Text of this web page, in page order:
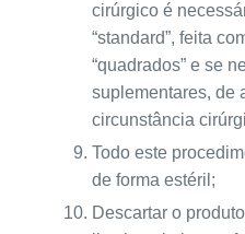
cirúrgico é
“standard”, feita
“quadrados” e se
suplementares, de
circunstância
Todo este
de forma estéril;
Descartar o